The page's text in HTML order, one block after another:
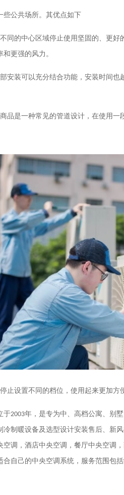
些公共场所。其优点如下
同的中心区域停止使用坚固的、更
更强的风力。
安装可以充分结合功能，安装时间
品是一种常见的管道设计，在使用
止设置不同的档位，使用起来更加
于2003年，是专为中、高档公寓、别
制暖设备及选型设计安装售后、新
调，酒店中央空调，餐厅中央空调
自己的中央空调系统，服务范围包